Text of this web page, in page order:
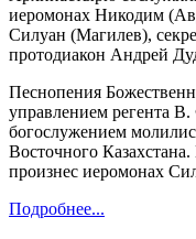
иеромонах Никодим
Силуан (Магилев),
протодиакон Андрей
Песнопения
управлением регента
богослужением
Восточного
произнес иеромонах
Подробнее...